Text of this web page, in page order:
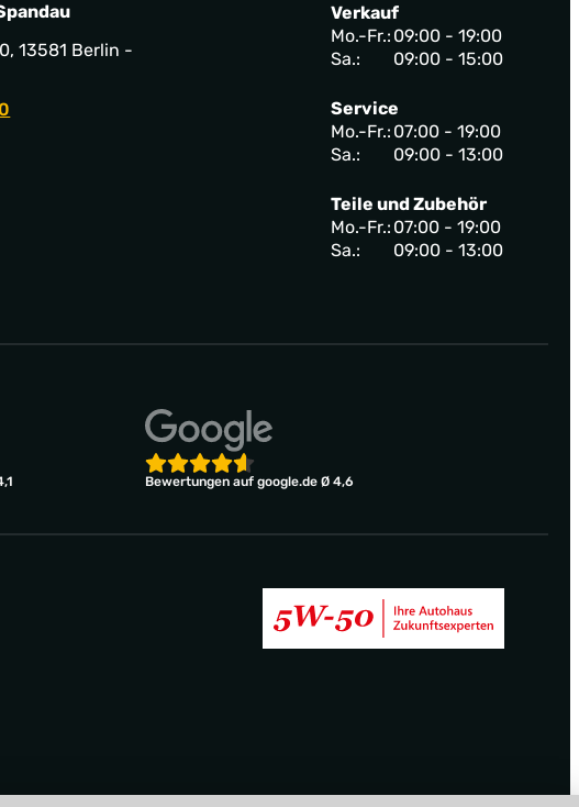
13581 Berlin -
Verkauf
Mo.-Fr.: 09:00 - 19:00
Sa.:
09:00 - 15:00
Service
Mo.-Fr.: 07:00 - 19:00
Sa.:
09:00 - 13:00
Teile und Zubehör
Mo.-Fr.: 07:00 - 19:00
Sa.:
09:00 - 13:00
Bewertungen auf google.de Ø 4,6